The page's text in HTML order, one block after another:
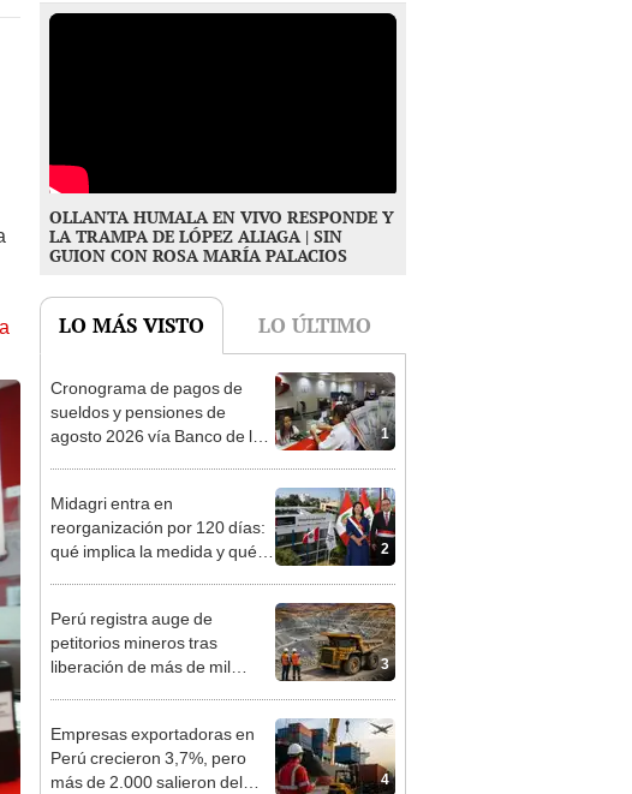
OLLANTA HUMALA EN VIVO RESPONDE Y
LA TRAMPA DE LÓPEZ ALIAGA | SIN
GUION CON ROSA MARÍA PALACIOS
LO MÁS VISTO
1
sueldos y pensiones de
agosto 2026 vía Banco de la
Nación: conoce las fechas de
2
reorganización por 120 días:
qué implica la medida y qué
cambios podrían venir
3
petitorios mineros tras
liberación de más de mil
concesiones para explorar
Perú crecieron 3,7%, pero
más de 2.000 salieron del
mercado internacional